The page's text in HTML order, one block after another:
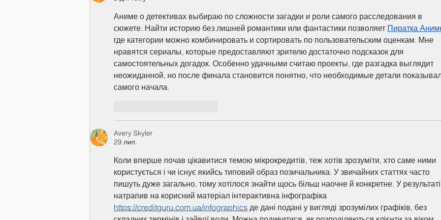
Аниме о детективах выбираю по сложности загадки и роли самого расследования в
сюжете. Найти историю без лишней романтики или фантастики позволяет Пиратка
где категории можно комбинировать и сортировать по пользовательским оценкам. Мне
нравятся сериалы, которые предоставляют зрителю достаточно подсказок для
самостоятельных догадок. Особенно удачными считаю проекты, где разгадка выглядит
неожиданной, но после финала становится понятно, что необходимые детали
самого начала.
Avery Skyler
29 лип.
Коли вперше почав цікавитися темою мікрокредитів, теж хотів зрозуміти, хто саме ними
користується і чи існує якийсь типовий образ позичальника. У звичайних статтях часто
пишуть дуже загально, тому хотілося знайти щось більш наочне й конкретне. У результаті
натрапив на корисний матеріал інтерактивна інфографіка
https://creditguru.com.ua/infographics де дані подані у вигляді зрозумілих графіків, без